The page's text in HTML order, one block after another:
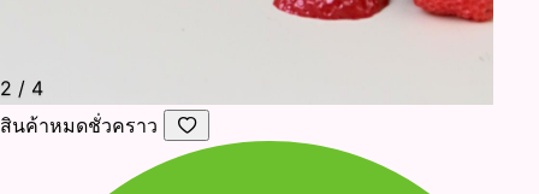
2 / 4
สินค้าหมดชั่วคราว